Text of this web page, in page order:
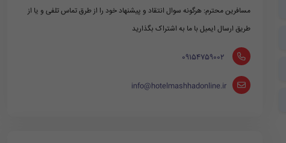
مسافرین محترم: هرگونه سوال انتقاد و پیشنهاد خود را از طرق تماس تلفی و یا از
طریق ارسال ایمیل با ما به اشتراک بگذارید
‪ 09154759002
info@hotelmashhadonline.ir